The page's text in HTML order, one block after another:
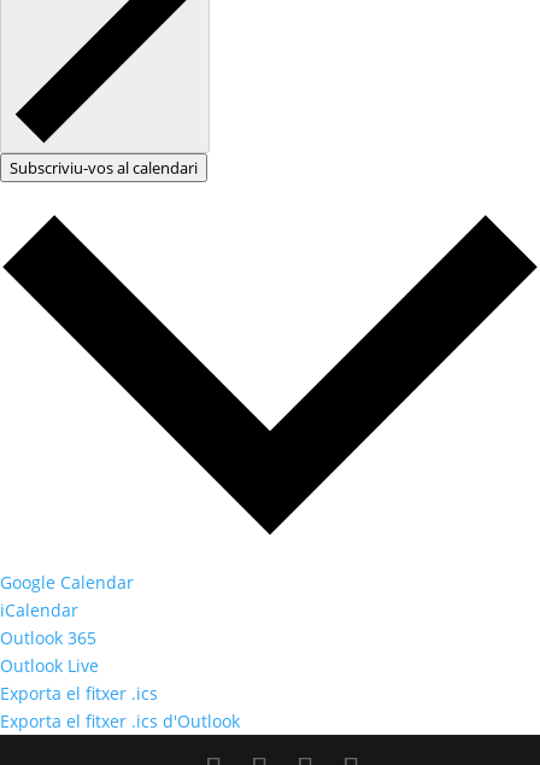
Subscriviu-vos al calendari
Google Calendar
iCalendar
Outlook 365
Outlook Live
Exporta el fitxer .ics
Exporta el fitxer .ics d'Outlook